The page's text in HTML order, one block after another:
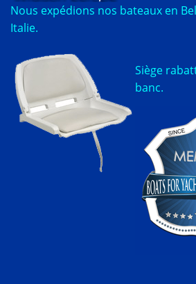
Nous expédions nos bateaux en
Italie.
Siège
banc.